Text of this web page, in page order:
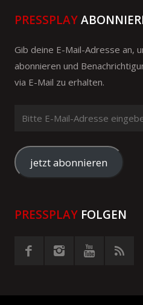
PRESSPLAY
Gib deine E-Mail-Adresse an,
abonnieren und
via E-Mail zu erhalten.
Mail-
Adresse
eingeben
jetzt abonnieren
PRESSPLAY FOLGEN